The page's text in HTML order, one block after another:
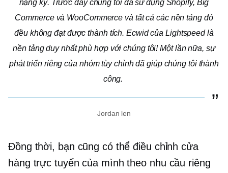
nặng ký. Trước đây chúng tôi đã sử dụng Shopify, Big
Commerce và WooCommerce và tất cả các nền tảng đó
đều không đạt được thành tích. Ecwid của Lightspeed là
nền tảng duy nhất phù hợp với chúng tôi! Một lần nữa, sự
phát triển riêng của nhóm tùy chỉnh đã giúp chúng tôi thành
công.
Jordan len
Đồng thời, bạn cũng có thể điều chỉnh cửa
hàng trực tuyến của mình theo nhu cầu riêng